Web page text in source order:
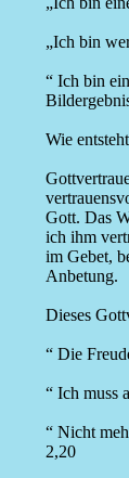
„Ich bin
“ Ich bin
Wie
Gott. Das
ich ihm
im Gebet,
Anbetung.
Dieses
“ Die
“ Ich muss
“ Nicht
2,20